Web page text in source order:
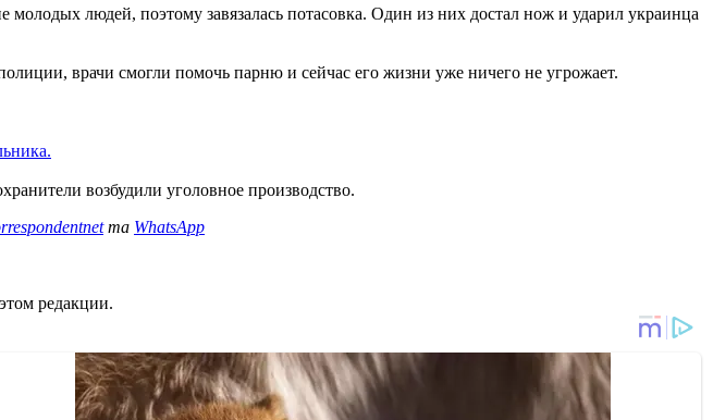
людей, поэтому завязалась потасовка. Один из них достал нож и ударил украинца
врачи смогли помочь парню и сейчас его жизни уже ничего не угрожает.
возбудили уголовное производство.
та WhatsApp
редакции.